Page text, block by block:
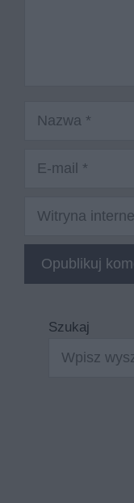
Nazwa
Witryna
Szukaj